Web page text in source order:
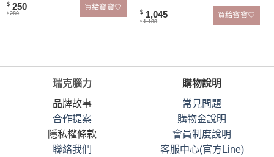
$ 250
$ 280
買給寶寶🤍
$ 1,045
$ 1,188
買給寶寶🤍
瑞克腦力
品牌故事
合作提案
隱私權條款
聯絡我們
購物說明
常見問題
購物金說明
會員制度說明
客服中心(官方Line)